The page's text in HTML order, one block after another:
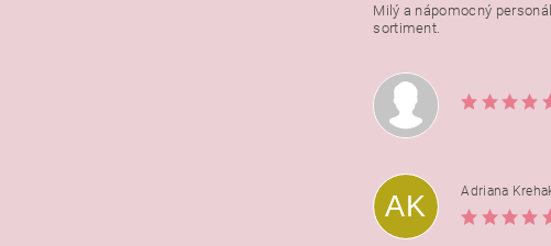
Milý a nápomocný
sortiment.
AK
Adriana